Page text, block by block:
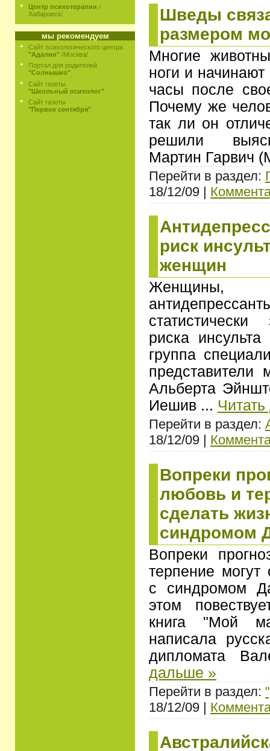
Центр психотерапии /
Хабаровск/
мы рекомендуем
Сайт психологического центра
"Адалин" /Москва/
Портал для родителей
"Солнышко"
Сайт газеты
"Школьный психолог"
Сайт газеты
"Первое сентября"
Шведы
размером
Многие
ноги и
часы после
Почему же
так ли он
решили
Мартин Гарвич
Перейти в раздел:
18/12/09 |
риск
женщин
Женщины,
риска
группа
представители
Альберта
Иешив ...
Перейти в раздел:
18/12/09 |
Вопреки
любовь и
сделать
синдромом
Вопреки
терпение могут
с синдромом
этом
книга "Мой
написала
дипломата
дальше »
Перейти в раздел:
18/12/09 |